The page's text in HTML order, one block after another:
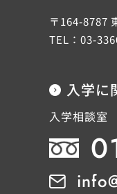
〒164-8787
TEL： 03-
入学に
入学相談室